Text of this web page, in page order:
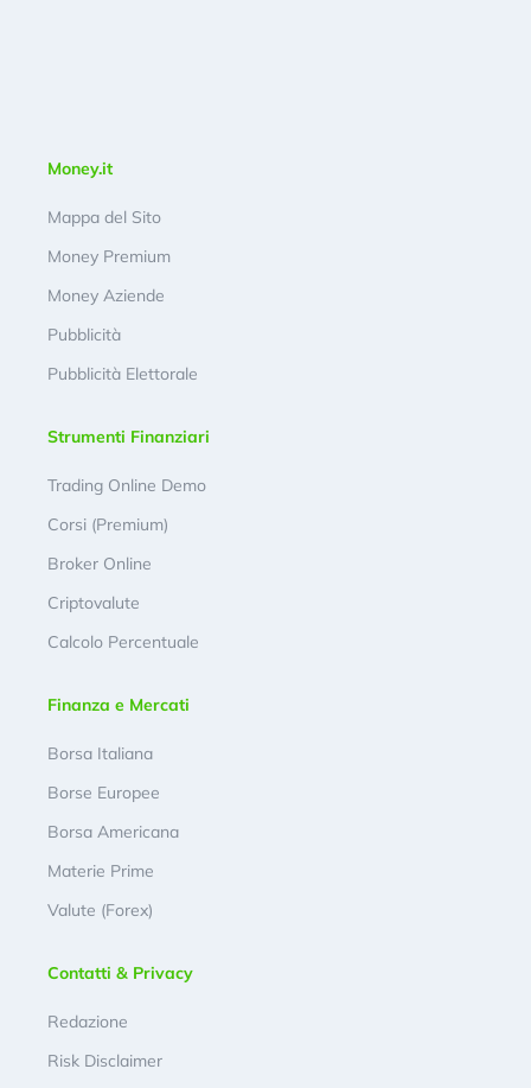
Money.it
Mappa del Sito
Money Premium
Money Aziende
Pubblicità
Pubblicità Elettorale
Strumenti Finanziari
Trading Online Demo
Corsi (Premium)
Broker Online
Criptovalute
Calcolo Percentuale
Finanza e Mercati
Borsa Italiana
Borse Europee
Borsa Americana
Materie Prime
Valute (Forex)
Contatti & Privacy
Redazione
Risk Disclaimer